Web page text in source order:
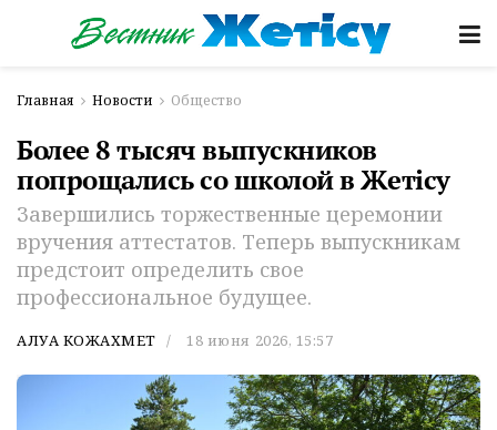
Главная Новости Общество
Более 8 тысяч выпускников
попрощались со школой в Жетісу
Завершились торжественные церемонии
вручения аттестатов. Теперь выпускникам
предстоит определить свое
профессиональное будущее.
АЛУА КОЖАХМЕТ 18 июня 2026, 15:57